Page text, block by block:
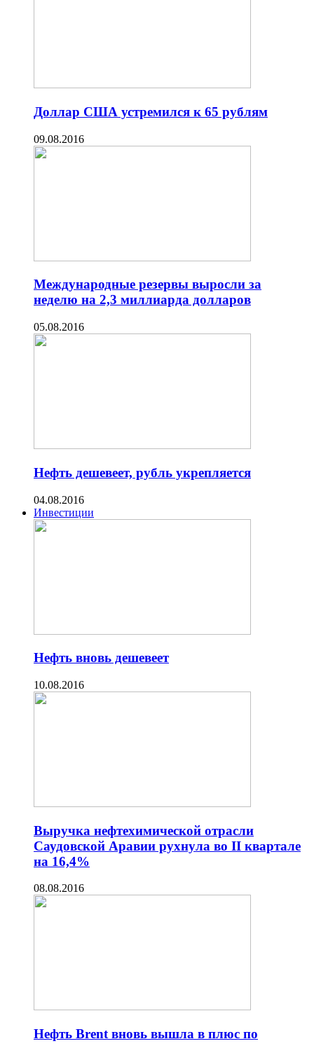
Доллар США устремился к 65 рублям
09.08.2016
Международные резервы выросли за
неделю на 2,3 миллиарда долларов
05.08.2016
Нефть дешевеет, рубль укрепляется
04.08.2016
Инвестиции
Нефть вновь дешевеет
10.08.2016
Выручка нефтехимической отрасли
Саудовской Аравии рухнула во II квартале
на 16,4%
08.08.2016
Нефть Brent вновь вышла в плюс по